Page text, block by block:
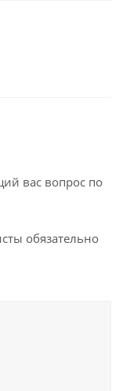
вас вопрос по
обязательно